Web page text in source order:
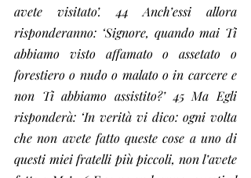
avete visitato’. 44 Anch’essi allora
risponderanno: ‘Signore, quando mai Ti
abbiamo visto affamato o assetato o
forestiero o nudo o malato o in carcere e
non Ti abbiamo assistito?’ 45 Ma Egli
risponderà: ‘In verità vi dico: ogni volta
che non avete fatto queste cose a uno di
questi miei fratelli più piccoli, non l’avete